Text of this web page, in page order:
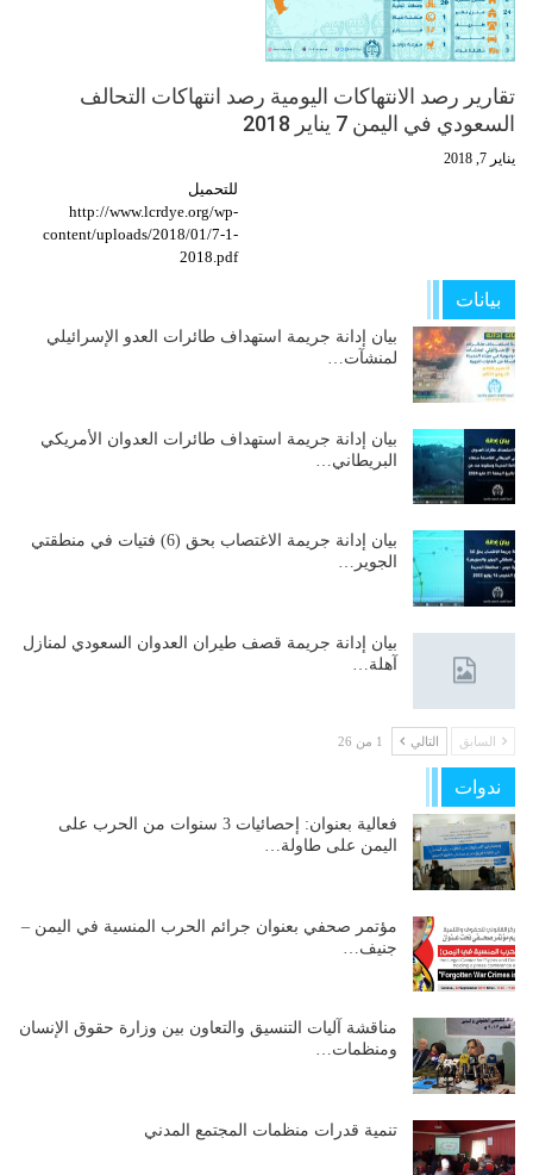
تقارير رصد الانتهاكات اليومية رصد انتهاكات التحالف
السعودي في اليمن 7 يناير 2018
يناير 7, 2018
للتحميل
http://www.lcrdye.org/wp-
content/uploads/2018/01/7-1-
2018.pdf
بيانات
بيان إدانة جريمة استهداف طائرات العدو الإسرائيلي
لمنشآت…
بيان إدانة جريمة استهداف طائرات العدوان الأمريكي
البريطاني…
بيان إدانة جريمة الاغتصاب بحق (6) فتيات في منطقتي
الجوير…
بيان إدانة جريمة قصف طيران العدوان السعودي لمنازل
آهلة…
السابق التالي 1 من 26
ندوات
فعالية بعنوان: إحصائيات 3 سنوات من الحرب على
اليمن على طاولة…
مؤتمر صحفي بعنوان جرائم الحرب المنسية في اليمن –
جنيف…
مناقشة آليات التنسيق والتعاون بين وزارة حقوق الإنسان
ومنظمات…
تنمية قدرات منظمات المجتمع المدني